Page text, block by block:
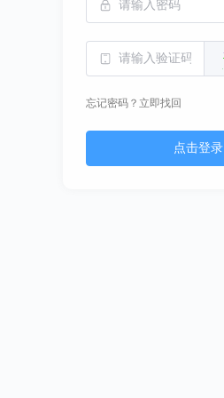
忘记密码？立即找回
点击登录